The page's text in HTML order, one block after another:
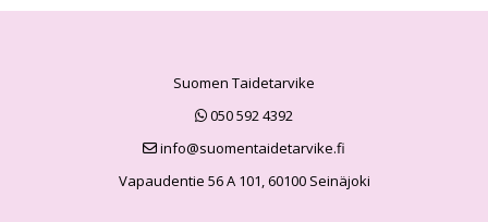
Suomen Taidetarvike
050 592 4392
info@suomentaidetarvike.fi
Vapaudentie 56 A 101, 60100 Seinäjoki